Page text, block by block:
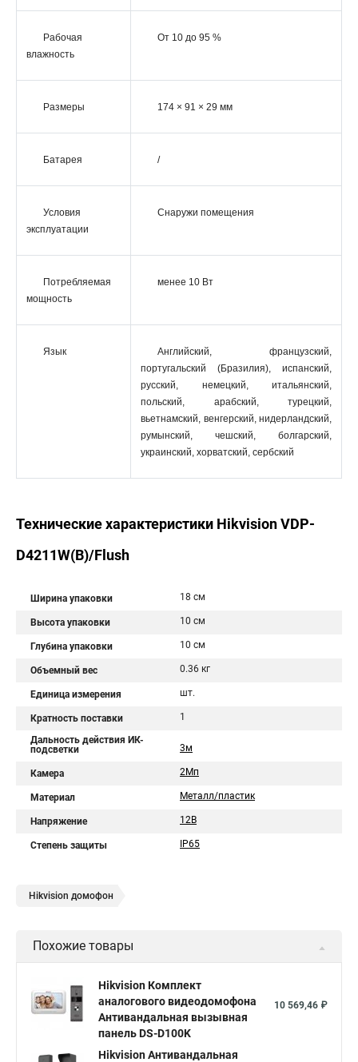
Рабочая
влажность
От 10 до 95 %
Размеры 174 × 91 × 29 мм
Батарея /
Условия
эксплуатации
Снаружи помещения
Потребляемая
мощность
менее 10 Вт
Язык
Английский, французский,
португальский (Бразилия), испанский,
русский, немецкий, итальянский,
польский, арабский, турецкий,
вьетнамский, венгерский, нидерландский,
румынский, чешский, болгарский,
украинский, хорватский, сербский
Технические характеристики Hikvision VDP-
D4211W(B)/Flush
Ширина упаковки 18 см
Высота упаковки 10 см
Глубина упаковки 10 см
Объемный вес 0.36 кг
Единица измерения шт.
Кратность поставки 1
Дальность действия ИК-
подсветки
3м
Камера 2Мп
Материал Металл/пластик
Напряжение 12В
Степень защиты IP65
Hikvision домофон
Похожие товары
Hikvision Комплект
аналогового видеодомофона
Антивандальная вызывная
панель DS-D100K
10 569,46 ₽
Hikvision Антивандальная